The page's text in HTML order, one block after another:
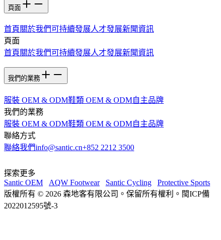
頁面
首頁 關於我們可持續發展人才發展新聞資訊
頁面
首頁 關於我們可持續發展人才發展新聞資訊
我們的業務
服裝 OEM & ODM鞋類 OEM & ODM自主品牌
我們的業務
服裝 OEM & ODM鞋類 OEM & ODM自主品牌
聯絡方式
聯絡我們info@santic.cn+852 2212 3500
探索更多
Santic OEM
AQW Footwear Santic Cycling
Protective Sports
版權所有 © 2026 森地客有限公司。保留所有權利。閩ICP備
2022012595號-3